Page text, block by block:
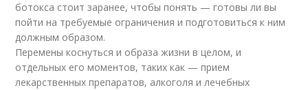
ботокса стоит заранее, чтобы понять — готовы ли вы
пойти на требуемые ограничения и подготовиться к ним
должным образом.
Перемены коснуться и образа жизни в целом, и
отдельных его моментов, таких как — прием
лекарственных препаратов, алкоголя и лечебных